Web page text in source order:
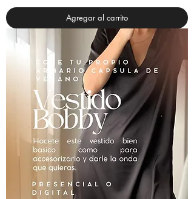
Agregar al carrito